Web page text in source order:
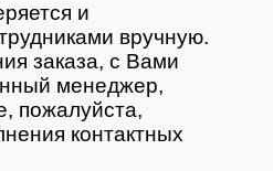
и
вручную.
заказа, с Вами
менеджер,
пожалуйста,
контактных